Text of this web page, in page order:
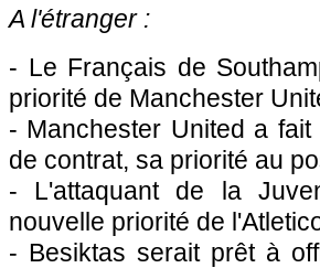
A l'étranger :
- Le Français de
priorité de Manchester
- Manchester United a
de contrat, sa priorité au
- L'attaquant de la
nouvelle priorité de
- Besiktas serait prêt à